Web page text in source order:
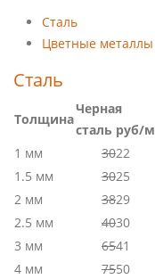
Сталь
Цветные металлы
Сталь
Толщина
Черная
сталь руб/м
1 мм
3022
1.5 мм
3025
2 мм
3829
2.5 мм
4030
3 мм
6541
4 мм
7550